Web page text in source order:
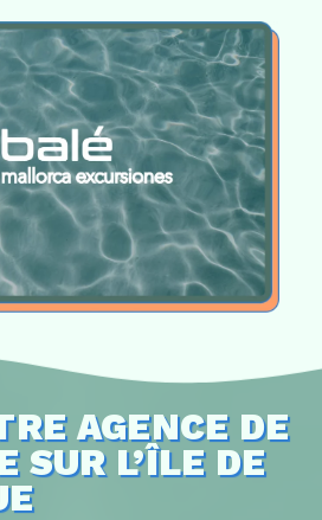
AGENCE DE
SUR L’ÎLE DE